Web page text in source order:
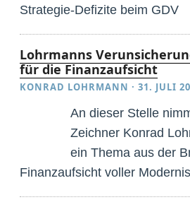
Strategie-Defizite beim GDV
Lohrmanns
für die Finanzaufsicht
KONRAD LOHRMANN ·31. JULI
An dieser Stelle
Zeichner Konrad
ein Thema aus der
Finanzaufsicht voller